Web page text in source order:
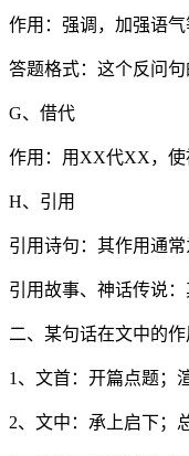
作用：强调，加强语气
答题格式：这个反问
G、借代
作用：用XX代XX，使
H、引用
引用诗句：其作用通
引用故事、神话传说
二、某句话在文中的作
1、文首：开篇点题；
2、文中：承上启下；